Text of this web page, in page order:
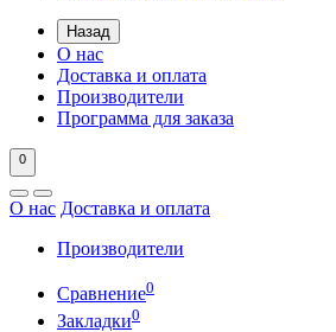
Назад
О нас
Доставка и оплата
Производители
Программа для заказа
0
О нас Доставка и оплата
Производители
Сравнение0
Закладки0